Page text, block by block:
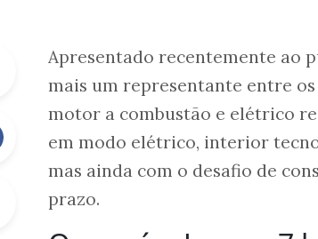
Whastapp
Facebook
Apresentado recentemente ao
mais um representante entre
motor a combustão e elétrico
em modo elétrico, interior
mas ainda com o desafio de
prazo.